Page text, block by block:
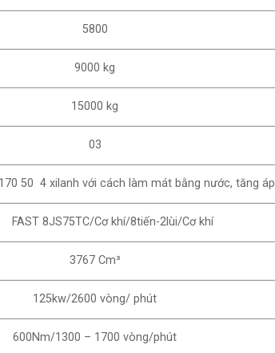
5800
9000 kg
15000 kg
03
50 4 xilanh với cách làm mát bằng nước, tăng áp
8JS75TC/Cơ khí/8tiến-2lùi/Cơ khí
3767 Cm³
125kw/2600 vòng/ phút
600Nm/1300 – 1700 vòng/phút